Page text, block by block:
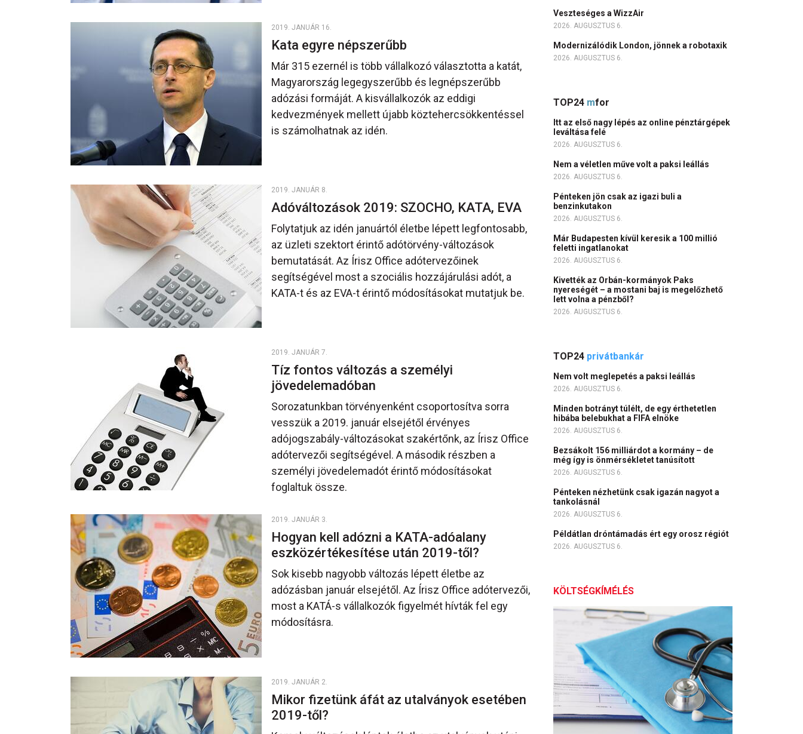
2019. JANUÁR 16.
Kata egyre népszerűbb
Már 315 ezernél is több vállalkozó választotta a katát,
Magyarország legegyszerűbb és legnépszerűbb
adózási formáját. A kisvállalkozók az eddigi
kedvezmények mellett újabb köztehercsökkentéssel
is számolhatnak az idén.
2019. JANUÁR 8.
Adóváltozások 2019: SZOCHO, KATA, EVA
Folytatjuk az idén januártól életbe lépett legfontosabb,
az üzleti szektort érintő adótörvény-változások
bemutatását. Az Írisz Office adótervezőinek
segítségével most a szociális hozzájárulási adót, a
KATA-t és az EVA-t érintő módosításokat mutatjuk be.
2019. JANUÁR 7.
Tíz fontos változás a személyi
jövedelemadóban
Sorozatunkban törvényenként csoportosítva sorra
vesszük a 2019. január elsejétől érvényes
adójogszabály-változásokat szakértőnk, az Írisz Office
adótervezői segítségével. A második részben a
személyi jövedelemadót érintő módosításokat
foglaltuk össze.
2019. JANUÁR 3.
Hogyan kell adózni a KATA-adóalany
eszközértékesítése után 2019-től?
Sok kisebb nagyobb változás lépett életbe az
adózásban január elsejétől. Az Írisz Office adótervezői,
most a KATÁ-s vállalkozók figyelmét hívták fel egy
módosításra.
2019. JANUÁR 2.
Mikor fizetünk áfát az utalványok esetében
2019-től?
Veszteséges a WizzAir
2026. AUGUSZTUS 6.
Modernizálódik London, jönnek a robotaxik
2026. AUGUSZTUS 6.
TOP24 mfor
Itt az első nagy lépés az online pénztárgépek
leváltása felé
2026. AUGUSZTUS 6.
Nem a véletlen műve volt a paksi leállás
2026. AUGUSZTUS 6.
Pénteken jön csak az igazi buli a
benzinkutakon
2026. AUGUSZTUS 6.
Már Budapesten kívül keresik a 100 millió
feletti ingatlanokat
2026. AUGUSZTUS 6.
Kivették az Orbán-kormányok Paks
nyereségét – a mostani baj is megelőzhető
lett volna a pénzből?
2026. AUGUSZTUS 6.
TOP24 privátbankár
Nem volt meglepetés a paksi leállás
2026. AUGUSZTUS 6.
Minden botrányt túlélt, de egy érthetetlen
hibába belebukhat a FIFA elnöke
2026. AUGUSZTUS 6.
Bezsákolt 156 milliárdot a kormány – de
még így is önmérsékletet tanúsított
2026. AUGUSZTUS 6.
Pénteken nézhetünk csak igazán nagyot a
tankolásnál
2026. AUGUSZTUS 6.
Példátlan dróntámadás ért egy orosz régiót
2026. AUGUSZTUS 6.
KÖLTSÉGKÍMÉLÉS